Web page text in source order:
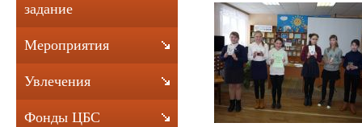
задание
Мероприятия
Увлечения
Фонды ЦБС